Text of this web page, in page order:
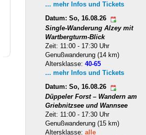
... mehr Infos und Tickets
Datum: So, 16.08.26
Single-Wanderung Alzey mit
Wartbergturm-Blick
Zeit: 11:00 - 17:30 Uhr
Genußwanderung (14 km)
Altersklasse:40-65
... mehr Infos und Tickets
Datum: So, 16.08.26
Düppeler Forst – Wandern am
Griebnitzsee und Wannsee
Zeit: 11:00 - 17:30 Uhr
Genußwanderung (15 km)
Altersklasse:alle